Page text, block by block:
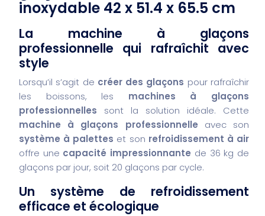
inoxydable 42 x 51.4 x 65.5 cm
La machine à glaçons
professionnelle qui rafraîchit avec
style
Lorsqu’il s’agit de créer des glaçons pour rafraîchir
les boissons, les machines à glaçons
professionnelles sont la solution idéale. Cette
machine à glaçons professionnelle avec son
système à palettes et son refroidissement à air
offre une capacité impressionnante de 36 kg de
glaçons par jour, soit 20 glaçons par cycle.
Un système de refroidissement
efficace et écologique